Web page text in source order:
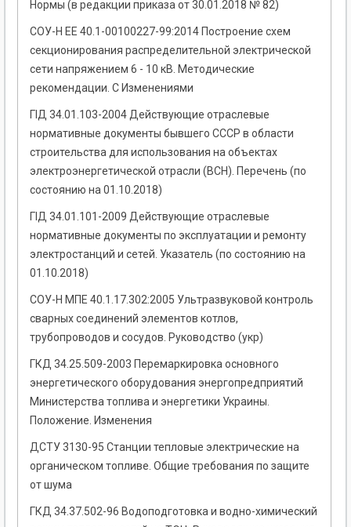
Нормы (в редакции приказа от 30.01.2018 № 82)
СОУ-Н ЕЕ 40.1-00100227-99:2014 Построение схем
секционирования распределительной электрической
сети напряжением 6 - 10 кВ. Методические
рекомендации. С Изменениями
ГІД 34.01.103-2004 Действующие отраслевые
нормативные документы бывшего СССР в области
строительства для использования на объектах
электроэнергетической отрасли (ВСН). Перечень (по
состоянию на 01.10.2018)
ГІД 34.01.101-2009 Действующие отраслевые
нормативные документы по эксплуатации и ремонту
электростанций и сетей. Указатель (по состоянию на
01.10.2018)
СОУ-Н МПЕ 40.1.17.302:2005 Ультразвуковой контроль
сварных соединений элементов котлов,
трубопроводов и сосудов. Руководство (укр)
ГКД 34.25.509-2003 Перемаркировка основного
энергетического оборудования энергопредприятий
Министерства топлива и энергетики Украины.
Положение. Изменения
ДСТУ 3130-95 Станции тепловые электрические на
органическом топливе. Общие требования по защите
от шума
ГКД 34.37.502-96 Водоподготовка и водно-химический